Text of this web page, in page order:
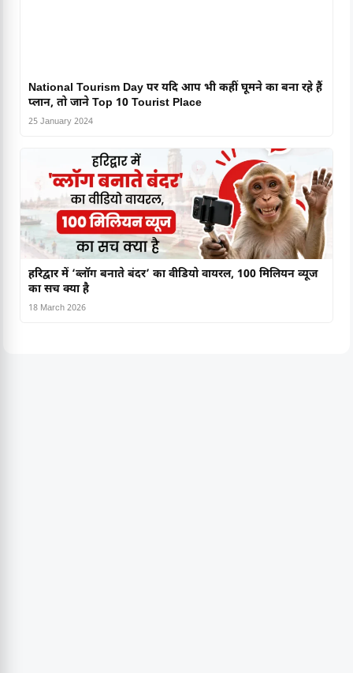
National Tourism Day पर यदि आप भी कहीं घूमने का बना रहे हैं
प्लान, तो जाने Top 10 Tourist Place
25 January 2024
हरिद्वार में ‘व्लॉग बनाते बंदर’ का वीडियो वायरल, 100 मिलियन व्यूज
का सच क्या है
18 March 2026